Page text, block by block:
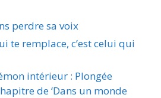
perdre sa voix
te remplace, c’est celui qui
intérieur : Plongée
de ‘Dans un monde